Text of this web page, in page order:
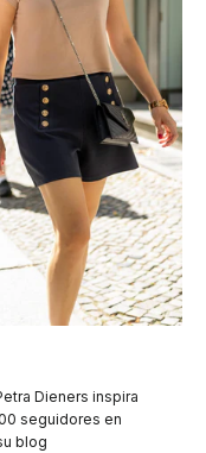
Dieners inspira
seguidores en
blog